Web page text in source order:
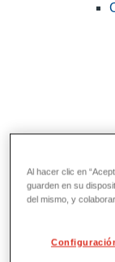
Al hacer clic en
guarden en su
del mismo, y